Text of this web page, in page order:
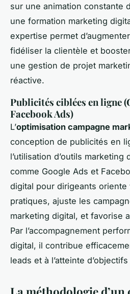
sur une animation constante
une formation marketing
expertise permet
fidéliser la clientèle et
une gestion de projet
réactive.
Publicités ciblées en ligne
Facebook Ads)
L’optimisation campagne
conception de publicités en
l’utilisation d’outils
comme Google Ads et
digital pour dirigeants
pratiques, ajuste les
marketing digital, et favorise
Par l’accompagnement
digital, il contribue
leads et à l’atteinte